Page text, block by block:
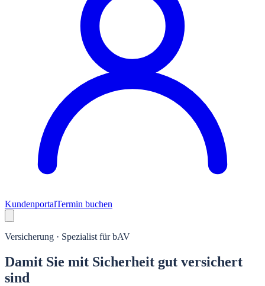
KundenportalTermin buchen
Versicherung · Spezialist für bAV
Damit Sie mit Sicherheit gut versichert
sind